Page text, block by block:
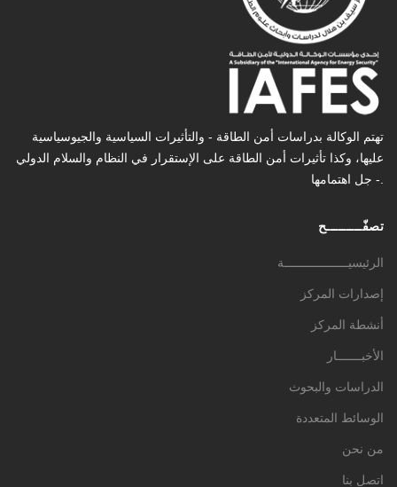
تهتم الوكالة بدراسات أمن الطاقة - والتأثیرات السیاسیة والجیوسیاسیة
عليها، وكذا تأثیرات أمن الطاقة على الإستقرار في النظام والسلام الدولي
- جل اهتمامها.
تصفّـــــــــح
الرئيسيــــــــــــــــــة
إصدارات المركز
أنشطة المركز
الأخبـــــــار
الدراسات والبحوث
الوسائط المتعددة
من نحن
اتصل بنا